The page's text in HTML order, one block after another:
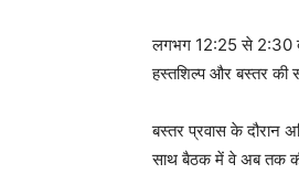
लगभग 12:25 से 2:30
हस्तशिल्प और बस्तर की
बस्तर प्रवास के दौरान
साथ बैठक में वे अब तक की